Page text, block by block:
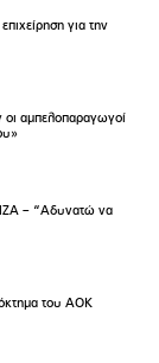
για την
οι αμπελοπαραγωγοί
– “Αδυνατώ να
του ΑΟΚ